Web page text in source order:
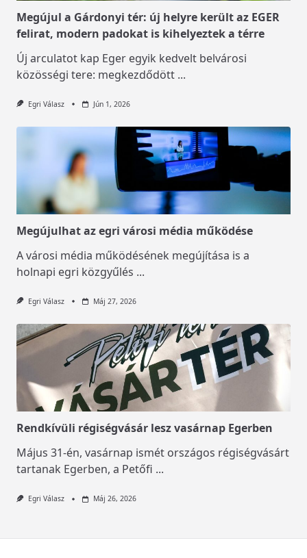
Megújul a Gárdonyi tér: új helyre került az EGER
felirat, modern padokat is kihelyeztek a térre
Új arculatot kap Eger egyik kedvelt belvárosi
közösségi tere: megkezdődött ...
Egri Válasz Jún 1, 2026
Megújulhat az egri városi média működése
A városi média működésének megújítása is a
holnapi egri közgyűlés ...
Egri Válasz Máj 27, 2026
Rendkívüli régiségvásár lesz vasárnap Egerben
Május 31-én, vasárnap ismét országos régiségvásárt
tartanak Egerben, a Petőfi ...
Egri Válasz Máj 26, 2026